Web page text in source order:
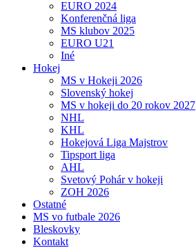
EURO 2024
Konferenčná liga
MS klubov 2025
EURO U21
Iné
Hokej
MS v Hokeji 2026
Slovenský hokej
MS v hokeji do 20 rokov 2027
NHL
KHL
Hokejová Liga Majstrov
Tipsport liga
AHL
Svetový Pohár v hokeji
ZOH 2026
Ostatné
MS vo futbale 2026
Bleskovky
Kontakt